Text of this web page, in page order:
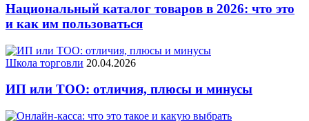
Национальный каталог товаров в 2026: что это
и как им пользоваться
Школа торговли 20.04.2026
ИП или ТОО: отличия, плюсы и минусы